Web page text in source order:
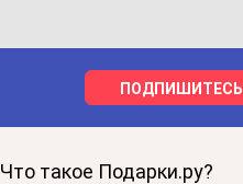
ПОДПИШИТЕСЬ
Что такое Подарки.ру?